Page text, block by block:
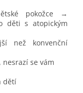
pokožce →
děti s atopickým
než konvenční
se vám
dětí